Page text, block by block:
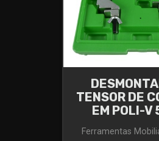
TENSOR DE
EM POLI-V
Ferramentas